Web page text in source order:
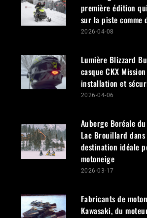
2026-07-10
Hommage à Denis Lavoie,
fondateur de Motoneiges.ca
Festidrag de Saint-Honoré :
première édition qui frappe
la piste comme dans le cœur